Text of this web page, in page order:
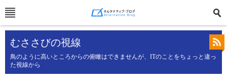
むささびの視線
鳥のように高いところからの俯瞰はできませんが、ITのことをちょっと違っ
た視線から